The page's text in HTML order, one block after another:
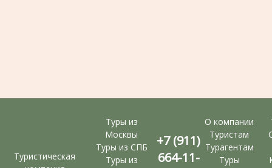
Туристическая
О компании
Туристам
Турагентам
Туры
Туры из
Москвы
Туры из СПБ
Туры из
+7 (911)
664-11-